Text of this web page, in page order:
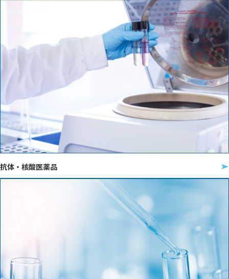
抗体・核酸医薬品